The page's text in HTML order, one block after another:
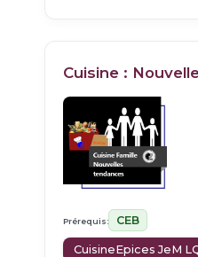
Cuisine :
Prérequis: CEB
CuisineEpices JeM